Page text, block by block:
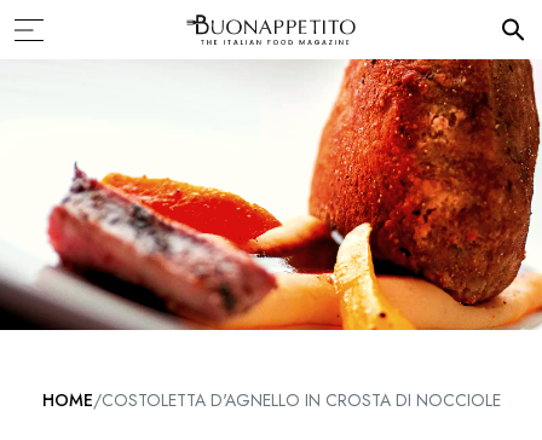
HOME COSTOLETTA D'AGNELLO IN CROSTA DI NOCCIOLE